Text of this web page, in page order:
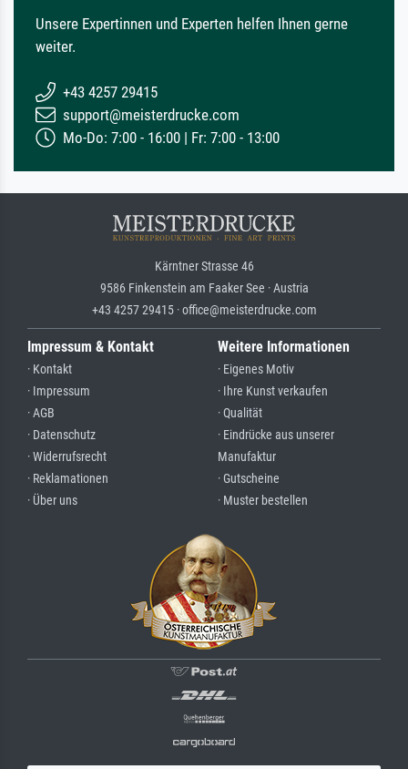
Unsere Expertinnen und Experten helfen Ihnen gerne
weiter.
+43 4257 29415
support@meisterdrucke.com
Mo-Do: 7:00 - 16:00 | Fr: 7:00 - 13:00
Kärntner Strasse 46
9586 Finkenstein am Faaker See · Austria
+43 4257 29415 · office@meisterdrucke.com
Impressum & Kontakt
· Kontakt
· Impressum
· AGB
· Datenschutz
· Widerrufsrecht
· Reklamationen
· Über uns
Weitere Informationen
· Eigenes Motiv
· Ihre Kunst verkaufen
· Qualität
· Eindrücke aus unserer
Manufaktur
· Gutscheine
· Muster bestellen